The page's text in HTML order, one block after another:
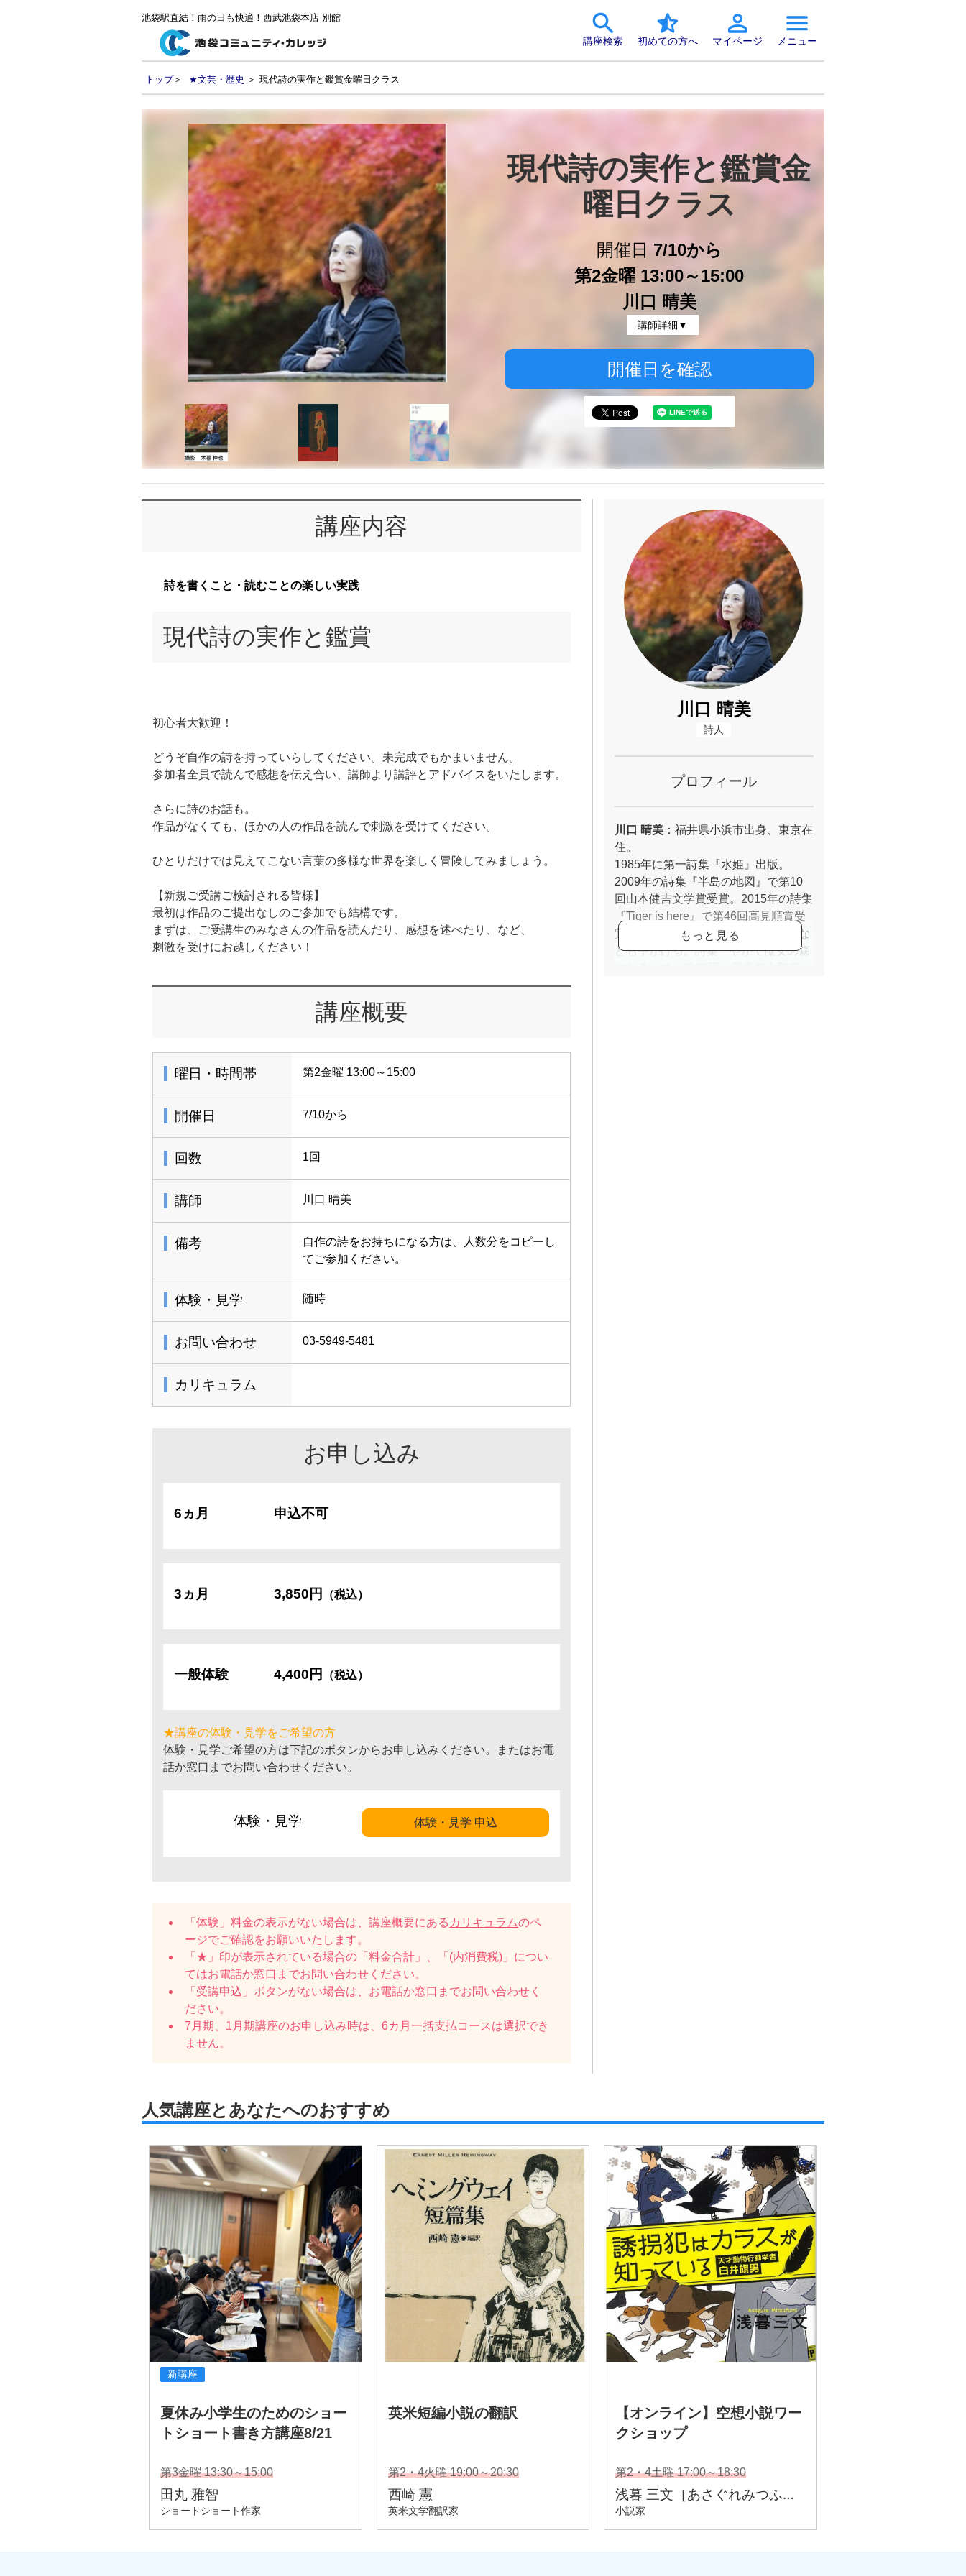
池袋駅直結！雨の日も快適！西武池袋本店 別館
講座検索 初めての方へ マイページ メニュー
トップ＞ ★文芸・歴史 ＞ 現代詩の実作と鑑賞金曜日クラス
現代詩の実作と鑑賞金
曜日クラス
開催日 7/10から
第2金曜 13:00～15:00
川口 晴美
講師詳細▼
開催日を確認
講座内容
詩を書くこと・読むことの楽しい実践
現代詩の実作と鑑賞
初心者大歓迎！
どうぞ自作の詩を持っていらしてください。未完成でもかまいません。
参加者全員で読んで感想を伝え合い、講師より講評とアドバイスをいたします。
さらに詩のお話も。
作品がなくても、ほかの人の作品を読んで刺激を受けてください。
ひとりだけでは見えてこない言葉の多様な世界を楽しく冒険してみましょう。
【新規ご受講ご検討される皆様】
最初は作品のご提出なしのご参加でも結構です。
まずは、ご受講生のみなさんの作品を読んだり、感想を述べたり、など、
刺激を受けにお越しください！
講座概要
曜日・時間帯 第2金曜 13:00～15:00
開催日 7/10から
回数 1回
講師 川口 晴美
備考
自作の詩をお持ちになる方は、人数分をコピーし
てご参加ください。
体験・見学 随時
お問い合わせ 03-5949-5481
カリキュラム
お申し込み
6ヵ月 申込不可
3ヵ月 3,850円 （税込）
一般体験 4,400円 （税込）
★講座の体験・見学をご希望の方
体験・見学ご希望の方は下記のボタンからお申し込みください。またはお電
話か窓口までお問い合わせください。
体験・見学 体験・見学 申込
「体験」料金の表示がない場合は、講座概要にある カリキュラムのペ
ージでご確認をお願いいたします。
「★」印が表示されている場合の「料金合計」、「(内消費税)」につい
てはお電話か窓口までお問い合わせください。
「受講申込」ボタンがない場合は、お電話か窓口までお問い合わせく
ださい。
7月期、1月期講座のお申し込み時は、6カ月一括支払コースは選択でき
ません。
川口 晴美
詩人
プロフィール
川口 晴美 ：福井県小浜市出身、東京在
住。
1985年に第一詩集『水姫』出版。
2009年の詩集『半島の地図』で第10
回山本健吉文学賞受賞。2015年の詩集
『Tiger is here』で第46回高見順賞受
賞。書評、アンソロジー詩集の編纂な
ども手がける。詩集『やがて魔女の森